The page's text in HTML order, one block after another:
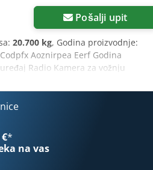
Pošalji upit
20.700 kg, Godina proizvodnje:
Codpfx Aoznirpea Eerf Godina
Radio Kamera za vožnju
Širina podnih ploča: 550 mm
*
na vas